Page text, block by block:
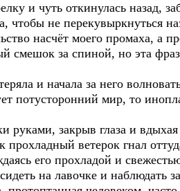
и чуть откинулась назад,
чтобы не перекувыркнуться
насчёт моего промаха, а
за спиной, но эта
и начала за него
потусторонний мир, то
руками, закрыв глаза и
ветерок гнал
его прохладой и
на лавочке и наблюдать